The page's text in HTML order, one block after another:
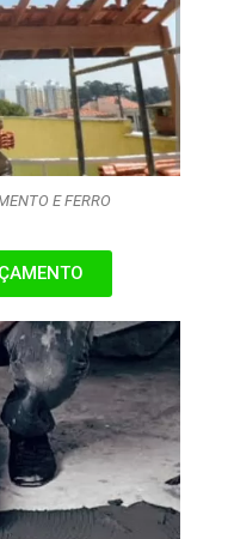
E FERRO